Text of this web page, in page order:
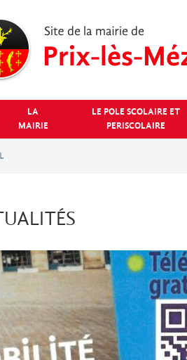
LA
MAIRIE
LE POLE SCOLAIRE ET
PERISCOLAIRE